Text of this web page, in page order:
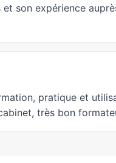
et son expérience
pratique et
très bon